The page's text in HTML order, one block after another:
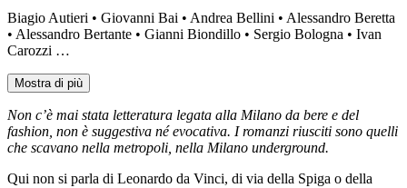
Biagio Autieri • Giovanni Bai • Andrea Bellini • Alessandro Beretta
• Alessandro Bertante • Gianni Biondillo • Sergio Bologna • Ivan
Carozzi …
Mostra di più
Non c’è mai stata letteratura legata alla Milano da bere e del
fashion, non è suggestiva né evocativa. I romanzi riusciti sono quelli
che scavano nella metropoli, nella Milano underground.
Qui non si parla di Leonardo da Vinci, di via della Spiga o della